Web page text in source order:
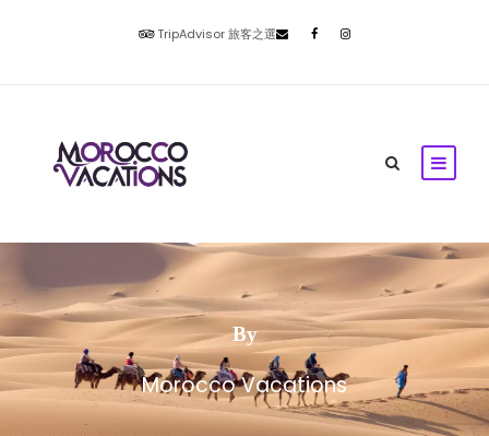
TripAdvisor 旅客之選
By
Morocco Vacations